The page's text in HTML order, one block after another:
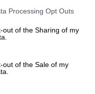
website/app uses one or
visit or usage behaviour.
to Google and its third-
below specified purposes in
Processing Opt Outs
out of the Sharing of my
out of the Sale of my